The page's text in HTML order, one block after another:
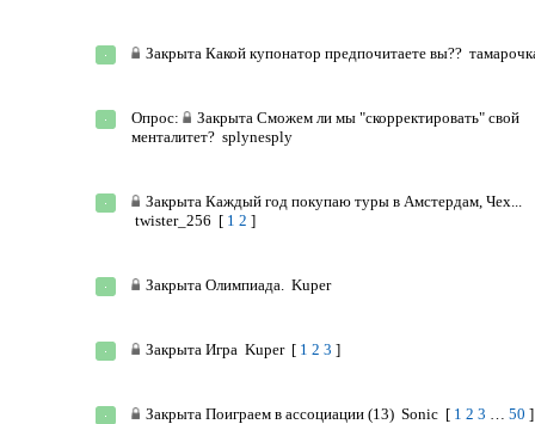
ЗакрытаКакой купонатор предпочитаете вы??
Опрос: ЗакрытаСможем ли мы "скорректировать" свой
менталитет? splynesply
ЗакрытаКаждый год покупаю туры в Амстердам, Чех...
twister_256 [ 1 2 ]
ЗакрытаОлимпиада. Kuper
ЗакрытаИгра Kuper [ 1 2 3 ]
ЗакрытаПоиграем в ассоциации (13) Sonic [ 1 2 3 … 50 ]